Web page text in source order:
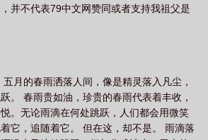
是朱元璋女主有几个
我祖父是朱元璋人物结局是什么 我祖父是朱元璋笔
元璋岁月神偷作者简介 我祖父是朱元璋作者是男是
TXT 我祖父是朱元璋完整版免费 我祖父是朱元璋
并不代表79中文网赞同或者支持我祖父是
月的春雨洒落人间，像是精灵落入凡尘，
。 春雨贵如油，珍贵的春雨代表着丰收，
。无论雨滴在何处跳跃，人们都会用微笑
它，追随着它。 但在这，却不是。 雨滴落